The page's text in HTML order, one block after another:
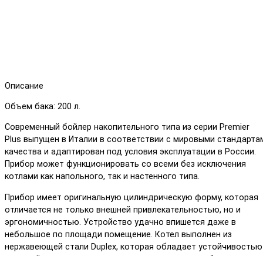
Описание
Объем бака: 200 л.
Современный бойлер накопительного типа из серии Premier
Plus выпущен в Италии в соответствии с мировыми
качества и адаптирован под условия эксплуатации в России.
Прибор может функционировать со всеми без исключения
котлами как напольного, так и настенного типа.
Прибор имеет оригинальную цилиндрическую форму, которая
отличается не только внешней привлекательностью, но и
эргономичностью. Устройство удачно впишется даже в
небольшое по площади помещение. Котел выполнен из
нержавеющей стали Duplex, которая обладает устойчивостью